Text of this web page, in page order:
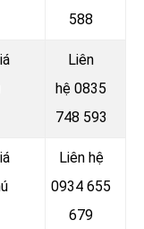
588
Liên
hệ 0835
748 593
Liên hệ
0934 655
679